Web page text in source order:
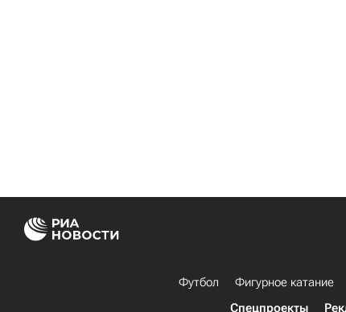
Футбол Фигурное катание
Спецпроекты